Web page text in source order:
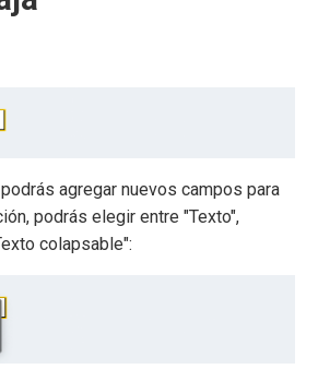
agregar nuevos campos para
podrás elegir entre "Texto",
colapsable":